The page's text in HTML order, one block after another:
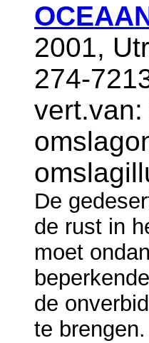
2001,
274-
De
de rust in
moet
de
te brengen.